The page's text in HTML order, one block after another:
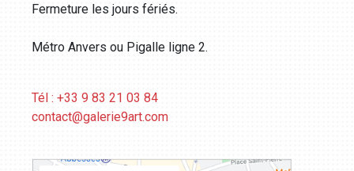
Fermeture les jours fériés.
Métro Anvers ou Pigalle ligne 2.
Tél : +33 9 83 21 03 84
contact@galerie9art.com